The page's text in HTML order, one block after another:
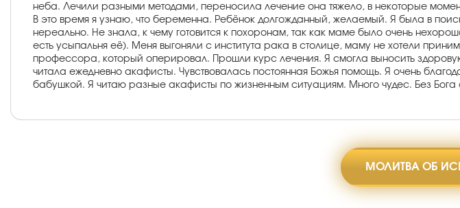
неба. Лечили разными методами, переносила лечение она тяжело, в некоторые
В это время я узнаю, что беременна. Ребёнок долгожданный, желаемый. Я была в
нереально. Не знала, к чему готовится к похоронам, так как маме было очень
есть усыпальня её). Меня выгоняли с института рака в столице, маму не хотели
профессора, который оперировал. Прошли курс лечения. Я смогла выносить
читала ежедневно акафисты. Чувствовалась постоянная Божья помощь. Я очень
бабушкой. Я читаю разные акафисты по жизненным ситуациям. Много чудес. Без
МОЛИТВА ОБ